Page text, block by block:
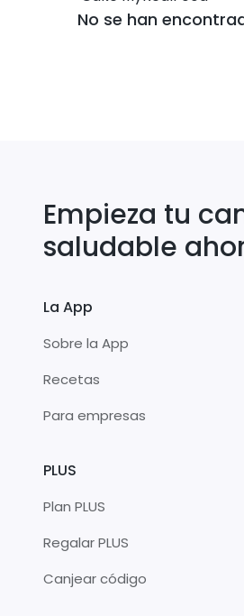
No se han
Empieza tu
saludable
La App
Sobre la App
Recetas
Para empresas
PLUS
Plan PLUS
Regalar PLUS
Canjear código